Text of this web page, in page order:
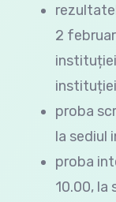
2
proba
la
proba
10.00, la